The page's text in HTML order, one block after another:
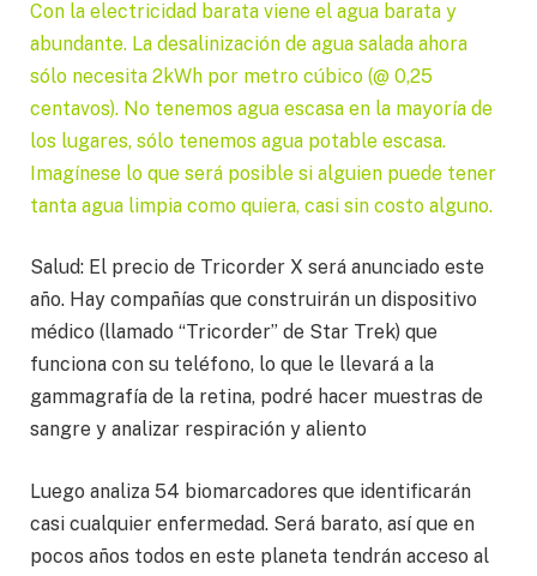
Con la electricidad barata viene el agua barata y
abundante. La desalinización de agua salada ahora
sólo necesita 2kWh por metro cúbico (@ 0,25
centavos). No tenemos agua escasa en la mayoría de
los lugares, sólo tenemos agua potable escasa.
Imagínese lo que será posible si alguien puede tener
tanta agua limpia como quiera, casi sin costo alguno.
Salud: El precio de Tricorder X será anunciado este
año. Hay compañías que construirán un dispositivo
médico (llamado “Tricorder” de Star Trek) que
funciona con su teléfono, lo que le llevará a la
gammagrafía de la retina, podré hacer muestras de
sangre y analizar respiración y aliento
Luego analiza 54 biomarcadores que identificarán
casi cualquier enfermedad. Será barato, así que en
pocos años todos en este planeta tendrán acceso al